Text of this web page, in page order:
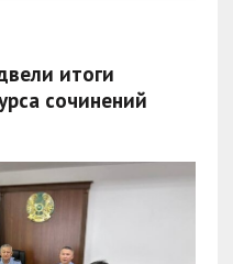
итоги
сочинений